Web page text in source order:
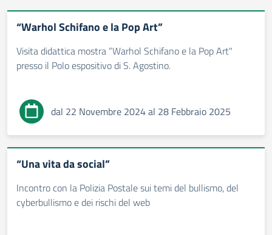
“Warhol Schifano e la Pop Art”
Visita didattica mostra “Warhol Schifano e la Pop Art"
presso il Polo espositivo di S. Agostino.
dal 22 Novembre 2024 al 28 Febbraio 2025
“Una vita da social”
Incontro con la Polizia Postale sui temi del bullismo, del
cyberbullismo e dei rischi del web